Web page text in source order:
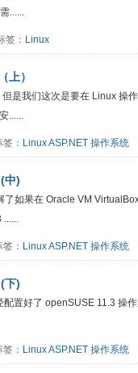
......
： Linux
上）
是我们这次是要在 Linux 操
......
： LinuxASP.NET 操作系统
中)
如果在 Oracle VM
......
： LinuxASP.NET 操作系统
下)
置好了 openSUSE 11.3 操
： LinuxASP.NET 操作系统